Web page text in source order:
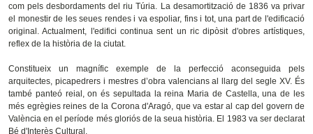
com pels desbordaments del riu Túria. La desamortització de 1836 va privar
el monestir de les seues rendes i va espoliar, fins i tot, una part de l'edificació
original. Actualment, l'edifici continua sent un ric dipòsit d'obres artístiques,
reflex de la història de la ciutat.
Constitueix un magnífic exemple de la perfecció aconseguida pels
arquitectes, picapedrers i mestres d’obra valencians al llarg del segle XV. És
també panteó reial, on és sepultada la reina Maria de Castella, una de les
més egrègies reines de la Corona d'Aragó, que va estar al cap del govern de
València en el període més gloriós de la seua història. El 1983 va ser declarat
Bé d'Interès Cultural.